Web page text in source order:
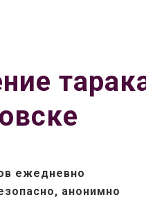
ежедневно
анонимно